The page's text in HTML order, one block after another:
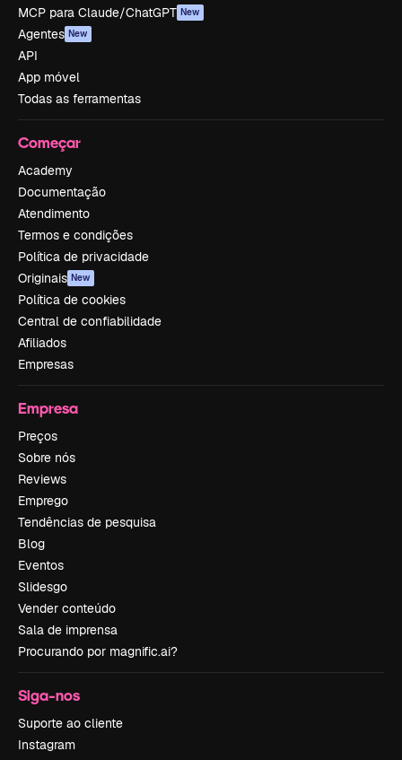
MCP para Claude/ChatGPT New
Agentes New
API
App móvel
Todas as ferramentas
Começar
Academy
Documentação
Atendimento
Termos e condições
Política de privacidade
Originais New
Política de cookies
Central de confiabilidade
Afiliados
Empresas
Empresa
Preços
Sobre nós
Reviews
Emprego
Tendências de pesquisa
Blog
Eventos
Slidesgo
Vender conteúdo
Sala de imprensa
Procurando por magnific.ai?
Siga-nos
Suporte ao cliente
Instagram